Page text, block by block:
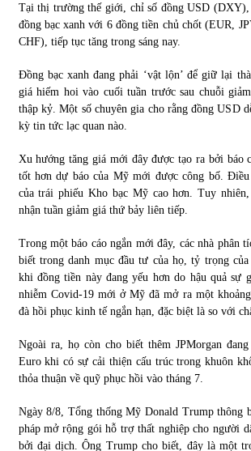
Tại thị trường thế giới, chỉ số đồng USD
đồng bạc xanh với 6 đồng tiền chủ chốt (EUR,
CHF), tiếp tục tăng trong sáng nay.
Đồng bạc xanh đang phải ‘vật lộn’ để giữ lại
giá hiếm hoi vào cuối tuần trước sau chuỗi
thập kỷ. Một số chuyên gia cho rằng đồng USD
kỳ tin tức lạc quan nào.
Xu hướng tăng giá mới đây được tạo ra bởi báo
tốt hơn dự báo của Mỹ mới được công bố.
của trái phiếu Kho bạc Mỹ cao hơn. Tuy
nhận tuần giảm giá thứ bảy liên tiếp.
Trong một báo cáo ngắn mới đây, các nhà phân
biết trong danh mục đầu tư của họ, tỷ trọng
khi đồng tiền này đang yếu hơn do hậu quả sự
nhiễm Covid-19 mới ở Mỹ đã mở ra một
đà hồi phục kinh tế ngắn hạn, đặc biệt là so với
Ngoài ra, họ còn cho biết thêm JPMorgan
Euro khi có sự cải thiện cấu trúc trong khuôn
thỏa thuận về quỹ phục hồi vào tháng 7.
Ngày 8/8, Tổng thống Mỹ Donald Trump thông
pháp mở rộng gói hỗ trợ thất nghiệp cho người
bởi đại dịch. Ông Trump cho biết, đây là một